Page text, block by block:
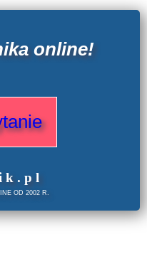
online!
. pl
OD 2002 R.